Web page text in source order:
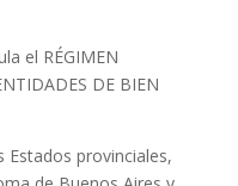
el RÉGIMEN
DE BIEN
Estados provinciales,